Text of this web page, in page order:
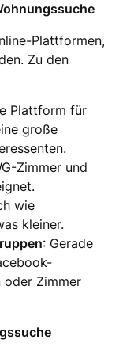
Plattformen,
Zu den
Plattform für
große
Zimmer und
wie
kleiner.
: Gerade
oder Zimmer